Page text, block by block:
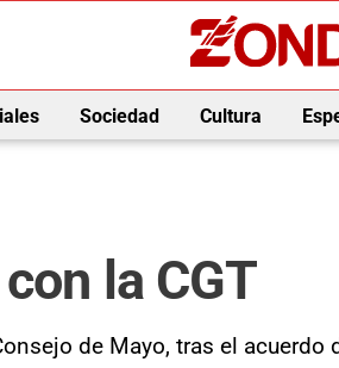
Sociedad Cultura
la CGT
de Mayo, tras el